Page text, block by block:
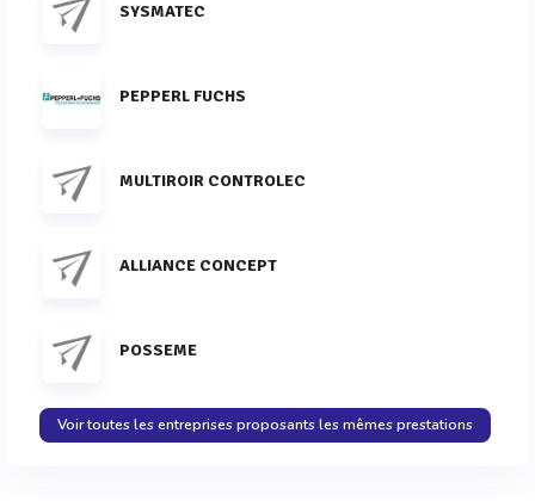
SYSMATEC
PEPPERL FUCHS
MULTIROIR CONTROLEC
ALLIANCE CONCEPT
POSSEME
Voir toutes les entreprises proposants les mêmes prestations